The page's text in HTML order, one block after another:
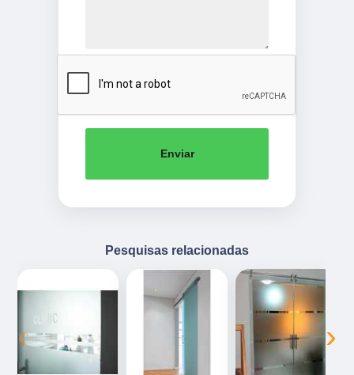
Enviar
Pesquisas relacionadas
‹ ›